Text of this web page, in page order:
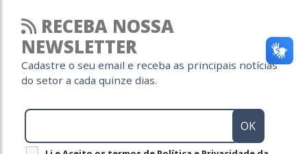
RECEBA NOSSA
NEWSLETTER
Cadastre o seu email e receba as principais notícias
do setor a cada quinze dias.